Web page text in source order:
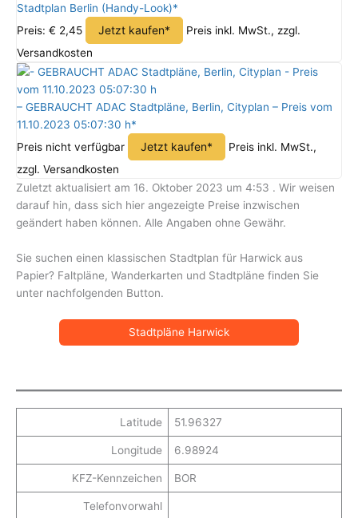
Stadtplan Berlin (Handy-Look)*
Preis: € 2,45
Jetzt kaufen*
Preis inkl. MwSt., zzgl.
Versandkosten
– GEBRAUCHT ADAC Stadtpläne, Berlin, Cityplan – Preis vom
11.10.2023 05:07:30 h*
Preis nicht verfügbar
Jetzt kaufen*
Preis inkl. MwSt.,
zzgl. Versandkosten
Zuletzt aktualisiert am 16. Oktober 2023 um 4:53 . Wir weisen
darauf hin, dass sich hier angezeigte Preise inzwischen
geändert haben können. Alle Angaben ohne Gewähr.
Sie suchen einen klassischen Stadtplan für Harwick aus
Papier? Faltpläne, Wanderkarten und Stadtpläne finden Sie
unter nachfolgenden Button.
Stadtpläne Harwick
Latitude 51.96327
Longitude 6.98924
KFZ-Kennzeichen BOR
Telefonvorwahl